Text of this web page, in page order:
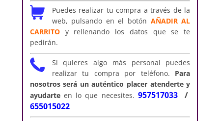
Puedes realizar tu compra a través de la
web, pulsando en el botón AÑADIR AL
CARRITOy rellenando los datos que se te
pedirán.
Si quieres algo más personal puedes
realizar tu compra por teléfono. Para
nosotros será un auténtico placer atenderte y
ayudarteen lo que necesites. 957517033/
655015022